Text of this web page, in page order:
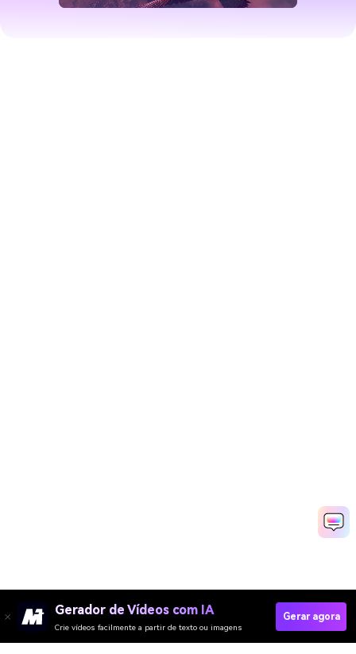
Gerador de Vídeos com IA
Crie vídeos facilmente a partir de texto ou imagens
Gerar agora